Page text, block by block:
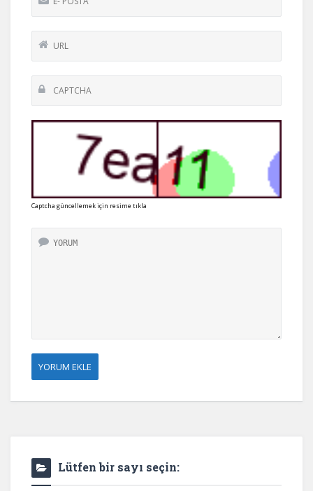
Captcha güncellemek için resime tıkla
Lütfen bir sayı seçin: